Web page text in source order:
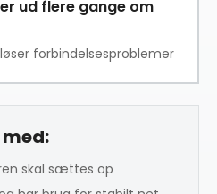
ud flere gange om
forbindelsesproblemer
skal sættes op